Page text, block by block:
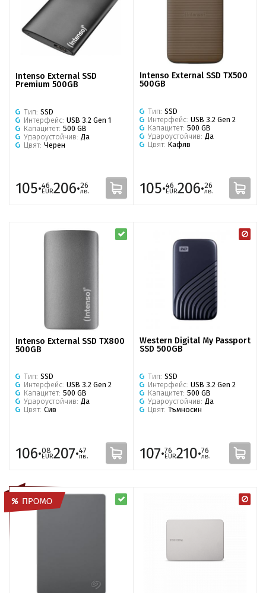
Intenso External SSD
Premium 500GB
Тип: SSD
Интерфейс: USB 3.2 Gen 1
Капацитет: 500 GB
Удароустойчив: Да
Цвят: Черен
105·46
EUR206·26
лв.
Intenso External SSD TX500
500GB
Тип: SSD
Интерфейс: USB 3.2 Gen 2
Капацитет: 500 GB
Удароустойчив: Да
Цвят: Кафяв
105·46
EUR206·26
лв.
Intenso External SSD TX800
500GB
Тип: SSD
Интерфейс: USB 3.2 Gen 2
Капацитет: 500 GB
Удароустойчив: Да
Цвят: Сив
106·08
EUR207·47
лв.
Western Digital My Passport
SSD 500GB
Тип: SSD
Интерфейс: USB 3.2 Gen 2
Капацитет: 500 GB
Удароустойчив: Да
Цвят: Тъмносин
107·76
EUR210·76
лв.